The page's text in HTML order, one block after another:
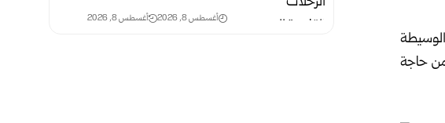
حاجة
أغسطس 8, 2026 أغسطس 8, 2026